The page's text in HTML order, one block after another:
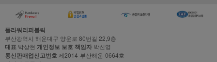
플라워리퍼블릭
부산광역시 해운대구 양운로 80번길 22,9층
대표 박상현 개인정보 보호 책임자 박신영
통신판매업신고번호제2014-부산해운-0664호